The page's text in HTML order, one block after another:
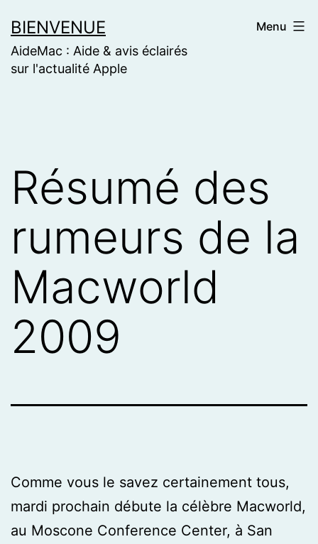
to
content
BIENVENUE
AideMac : Aide & avis éclairés
sur l'actualité Apple
Menu
Résumé des
rumeurs de la
Macworld
2009
Comme vous le savez certainement tous,
mardi prochain débute la célèbre Macworld,
au Moscone Conference Center, à San